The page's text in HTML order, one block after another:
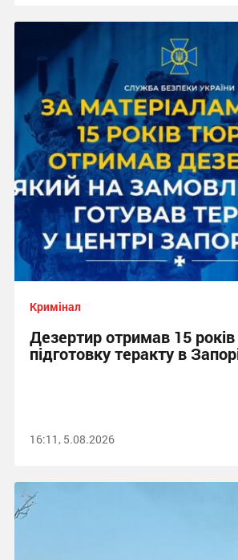
Кримінал
Дезертир отримав 15 років
підготовку теракту в
16:11, 5.08.2026